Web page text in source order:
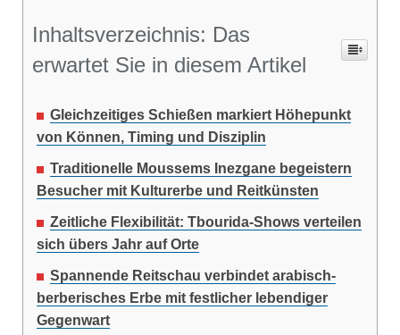
Inhaltsverzeichnis: Das
erwartet Sie in diesem Artikel
Gleichzeitiges Schießen markiert Höhepunkt
von Können, Timing und Disziplin
Traditionelle Moussems Inezgane begeistern
Besucher mit Kulturerbe und Reitkünsten
Zeitliche Flexibilität: Tbourida-Shows verteilen
sich übers Jahr auf Orte
Spannende Reitschau verbindet arabisch-
berberisches Erbe mit festlicher lebendiger
Gegenwart